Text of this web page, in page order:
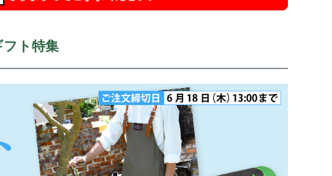
ト特集